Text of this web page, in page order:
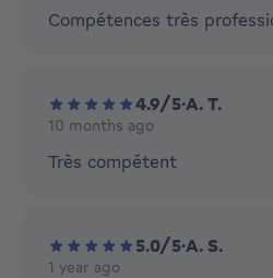
Compétences très
4.9/5·A. T.
10 months ago
Très compétent
5.0/5·A. S.
1 year ago